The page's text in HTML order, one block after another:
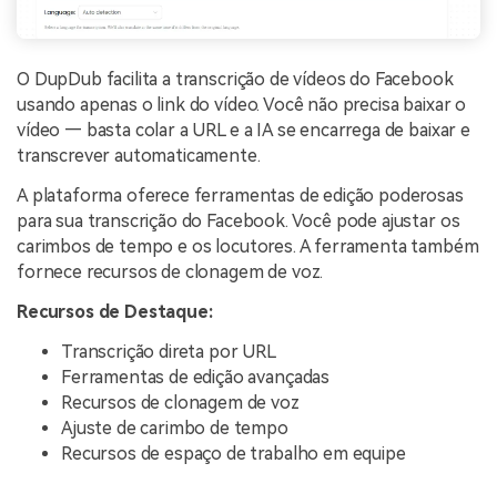
O DupDub facilita a transcrição de vídeos do Facebook
usando apenas o link do vídeo. Você não precisa baixar o
vídeo — basta colar a URL e a IA se encarrega de baixar e
transcrever automaticamente.
A plataforma oferece ferramentas de edição poderosas
para sua transcrição do Facebook. Você pode ajustar os
carimbos de tempo e os locutores. A ferramenta também
fornece recursos de clonagem de voz.
Recursos de Destaque:
Transcrição direta por URL
Ferramentas de edição avançadas
Recursos de clonagem de voz
Ajuste de carimbo de tempo
Recursos de espaço de trabalho em equipe